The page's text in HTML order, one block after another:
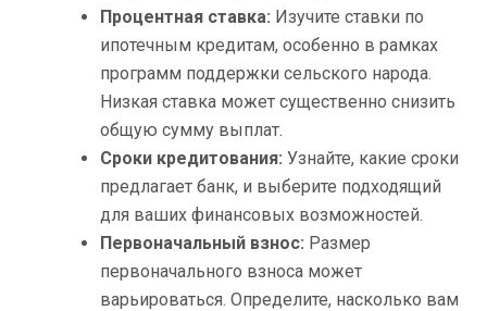
Процентная ставка: Изучите ставки по
ипотечным кредитам, особенно в рамках
программ поддержки сельского народа.
Низкая ставка может существенно снизить
общую сумму выплат.
Сроки кредитования: Узнайте, какие сроки
предлагает банк, и выберите подходящий
для ваших финансовых возможностей.
Первоначальный взнос: Размер
первоначального взноса может
варьироваться. Определите, насколько вам